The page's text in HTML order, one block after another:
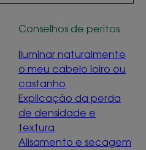
Conselhos de peritos
Iluminar naturalmente
o meu cabelo loiro ou
castanho
Explicação da perda
de densidade e
textura
Alisamento e secagem